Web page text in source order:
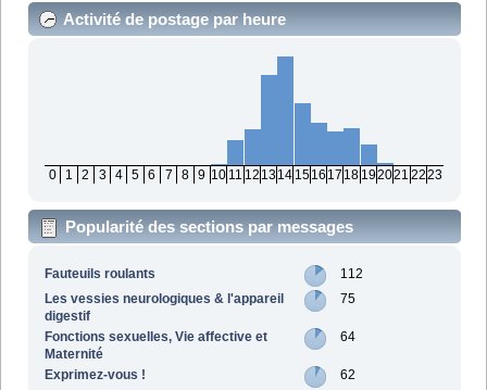
Activité de postage par heure
0 1 2 3 4 5 6 7 8 9 10 11 12 1314 1516 17 18 192021 2223
Popularité des sections par messages
Fauteuils roulants
112
Les vessies neurologiques & l'appareil
digestif
75
Fonctions sexuelles, Vie affective et
Maternité
64
Exprimez-vous !
62